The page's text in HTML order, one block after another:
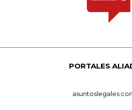
PORTALES